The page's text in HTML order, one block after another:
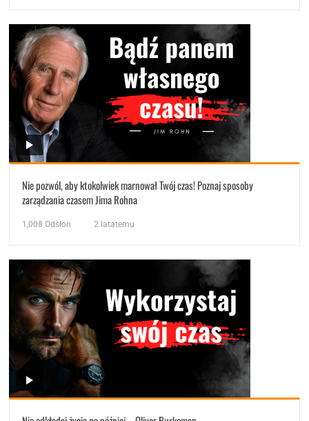
Nie pozwól, aby ktokolwiek marnował Twój czas! Poznaj sposoby
zarządzania czasem Jima Rohna
1,008 Odsłon 2 latatemu